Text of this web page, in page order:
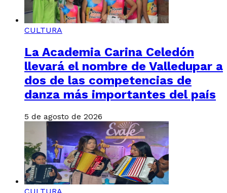
CULTURA
La Academia Carina Celedón
llevará el nombre de Valledupar a
dos de las competencias de
danza más importantes del país
5 de agosto de 2026